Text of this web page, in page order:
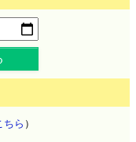
ちら ）